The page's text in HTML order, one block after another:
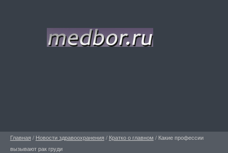
Главная / Новости здравоохранения / Кратко о главном / Какие профессии
вызывают рак груди